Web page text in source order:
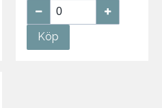
Köp